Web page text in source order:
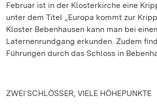
Februar ist in der Klosterkirche eine
unter dem Titel „Europa kommt zur
Kloster Bebenhausen kann man bei
Laternenrundgang erkunden. Zudem
Führungen durch das Schloss in
ZWEI SCHLÖSSER, VIELE HÖHEPUNKTE